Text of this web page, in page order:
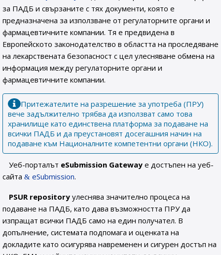
за ПАДБ и свързаните с тях документи, която е
предназначeна за използване от регулаторните органи и
фармацевтичните компании. Тя е предвидена в
Европейското законодателство в областта на проследяване
на лекарствената безопасност с цел улесняване обмена на
информация между регулаторните органи и
фармацевтичните компании.
Притежателите на разрешение за употреба (ПРУ)
вече задължително трябва да използват само това
хранилище като единствена платформа за подаване на
всички ПАДБ и да преустановят досегашния начин на
подаване към Националните компетентни органи (НКО).
Уеб-порталът eSubmission Gateway е достъпен на уеб-
сайта
eSubmission.
PSUR repository улеснява значително процеса на
подаване на ПАДБ, като дава възможността ПРУ да
изпращат всички ПАДБ само на един получател. В
допълнение, системата подпомага и оценката на
докладите като осигурява навременен и сигурен достъп на